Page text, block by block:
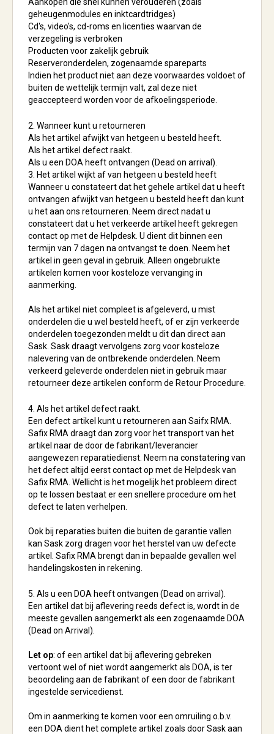
geheugenmodules en inktcardtridges)
Cd's, video's, cd-roms en licenties waarvan de
verzegeling is verbroken
Producten voor zakelijk gebruik
Reserveronderdelen, zogenaamde spareparts
Indien het product niet aan deze voorwaardes voldoet of
buiten de wettelijk termijn valt, zal deze niet
geaccepteerd worden voor de afkoelingsperiode.
2. Wanneer kunt u retourneren
Als het artikel afwijkt van hetgeen u besteld heeft.
Als het artikel defect raakt.
Als u een DOA heeft ontvangen (Dead on arrival).
3. Het artikel wijkt af van hetgeen u besteld heeft
Wanneer u constateert dat het gehele artikel dat u heeft
ontvangen afwijkt van hetgeen u besteld heeft dan kunt
u het aan ons retourneren. Neem direct nadat u
constateert dat u het verkeerde artikel heeft gekregen
contact op met de Helpdesk. U dient dit binnen een
termijn van 7 dagen na ontvangst te doen. Neem het
artikel in geen geval in gebruik. Alleen ongebruikte
artikelen komen voor kosteloze vervanging in
aanmerking.
Als het artikel niet compleet is afgeleverd, u mist
onderdelen die u wel besteld heeft, of er zijn verkeerde
onderdelen toegezonden meldt u dit dan direct aan
Sask. Sask draagt vervolgens zorg voor kosteloze
nalevering van de ontbrekende onderdelen. Neem
verkeerd geleverde onderdelen niet in gebruik maar
retourneer deze artikelen conform de Retour Procedure.
4. Als het artikel defect raakt.
Een defect artikel kunt u retourneren aan Saifx RMA.
Safix RMA draagt dan zorg voor het transport van het
artikel naar de door de fabrikant/leverancier
aangewezen reparatiedienst. Neem na constatering van
het defect altijd eerst contact op met de Helpdesk van
Safix RMA. Wellicht is het mogelijk het probleem direct
op te lossen bestaat er een snellere procedure om het
defect te laten verhelpen.
Ook bij reparaties buiten die buiten de garantie vallen
kan Sask zorg dragen voor het herstel van uw defecte
artikel. Safix RMA brengt dan in bepaalde gevallen wel
handelingskosten in rekening.
5. Als u een DOA heeft ontvangen (Dead on arrival).
Een artikel dat bij aflevering reeds defect is, wordt in de
meeste gevallen aangemerkt als een zogenaamde DOA
(Dead on Arrival).
Let op: of een artikel dat bij aflevering gebreken
vertoont wel of niet wordt aangemerkt als DOA, is ter
beoordeling aan de fabrikant of een door de fabrikant
ingestelde servicedienst.
Om in aanmerking te komen voor een omruiling o.b.v.
een DOA dient het complete artikel zoals door Sask aan